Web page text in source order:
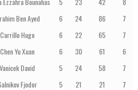
Ben Ayed 6 24 86
7
Carrillo Hugo 6 22 65
7
Chen Yu Xuan 6 30 61
6
Vanicek David 5 24 58
7
Fjodor 5 21 21
7